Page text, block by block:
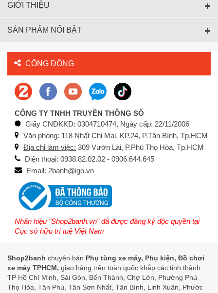
GIỚI THIỆU
SẢN PHẨM NỔI BẬT
CỘNG ĐỒNG
CÔNG TY TNHH TRUYỀN THÔNG SỐ
Giấy CNĐKKD: 0304710474, Ngày cấp: 22/11/2006
Văn phòng: 118 Nhất Chi Mai, KP.24, P.Tân Bình, Tp.HCM
Địa chỉ làm việc: 309 Vườn Lài, P.Phú Thọ Hòa, Tp.HCM
Điện thoại: 0938.82.02.02 - 0906.644.645
Email: 2banh@igo.vn
Nhãn hiệu "Shop2banh.vn" đã được đăng ký độc quyền tại
Cục sở hữu trí tuệ Việt Nam
Shop2banh chuyên bán Phụ tùng xe máy, Phụ kiện, Đồ chơi
xe máy TPHCM, giao hàng trên toàn quốc khắp các tỉnh thành:
TP Hồ Chí Minh, Sài Gòn, Bến Thành, Chợ Lớn, Phường Phú
Thọ Hòa, Tân Phú, Tân Sơn Nhất, Tân Bình, Linh Xuân, Phước